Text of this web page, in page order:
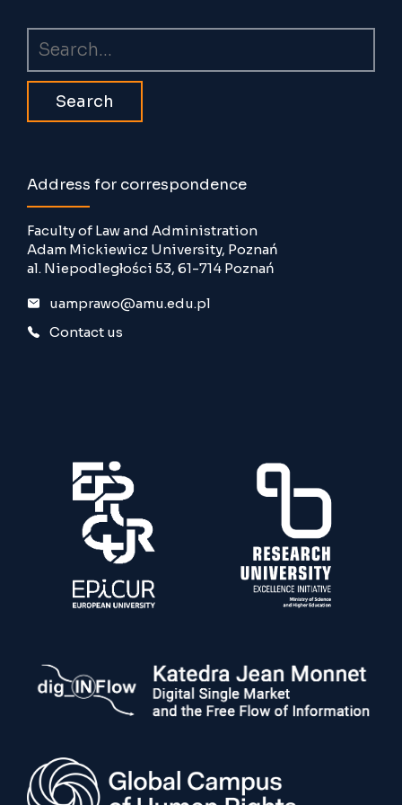
Search
Address for correspondence
Faculty of Law and Administration
Adam Mickiewicz University, Poznań
al. Niepodległości 53, 61-714 Poznań
uamprawo@amu.edu.pl
Contact us